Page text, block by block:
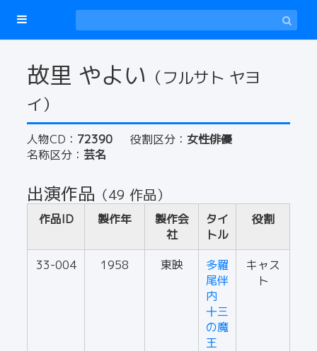
故里 やよい （フルサト ヤヨ
イ）
人物CD： 72390 役割区分： 女性俳優
名称区分： 芸名
出演作品 （49 作品）
作品ID 製作年
製作会
社
タイ
トル
役割
33-004 1958 東映
多羅
尾伴
内
十三
の魔
王
キャス
ト